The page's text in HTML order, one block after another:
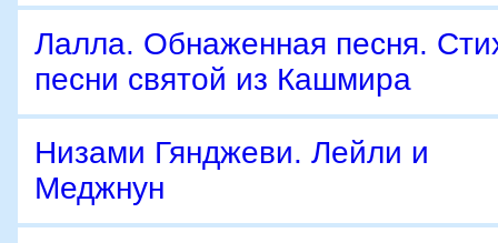
Лалла. Обнаженная песня.
песни святой из Кашмира
Низами Гянджеви. Лейли и
Меджнун